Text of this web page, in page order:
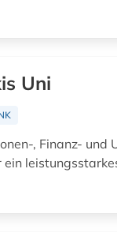
Uni
, Finanz-